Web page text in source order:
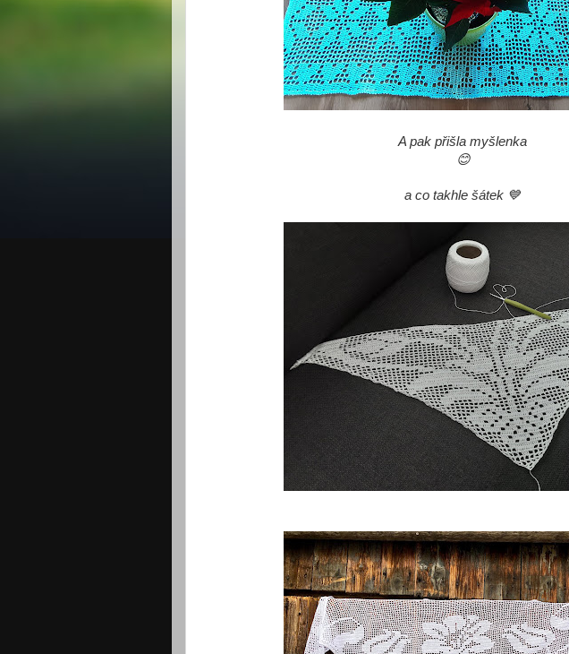
A pak přišla myšlenka
😊
a co takhle šátek 💙